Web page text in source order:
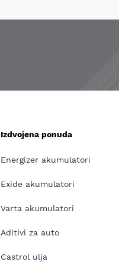
Izdvojena ponuda
Energizer akumulatori
Exide akumulatori
Varta akumulatori
Aditivi za auto
Castrol ulja